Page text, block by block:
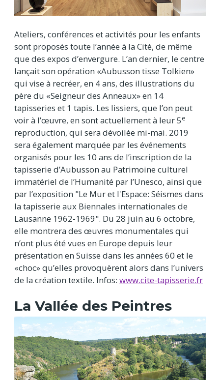
Ateliers, conférences et activités pour les enfants
sont proposés toute l’année à la Cité, de même
que des expos d’envergure. L’an dernier, le centre
lançait son opération «Aubusson tisse Tolkien»
qui vise à recréer, en 4 ans, des illustrations du
père du «Seigneur des Anneaux» en 14
tapisseries et 1 tapis. Les lissiers, que l’on peut
voir à l’œuvre, en sont actuellement à leur 5e
reproduction, qui sera dévoilée mi-mai. 2019
sera également marquée par les événements
organisés pour les 10 ans de l’inscription de la
tapisserie d’Aubusson au Patrimoine culturel
immatériel de l’Humanité par l’Unesco, ainsi que
par l’exposition "Le Mur et l'Espace: Séismes dans
la tapisserie aux Biennales internationales de
Lausanne 1962-1969". Du 28 juin au 6 octobre,
elle montrera des œuvres monumentales qui
n’ont plus été vues en Europe depuis leur
présentation en Suisse dans les années 60 et le
«choc» qu’elles provoquèrent alors dans l’univers
de la création textile. Infos: www.cite-tapisserie.fr
La Vallée des Peintres